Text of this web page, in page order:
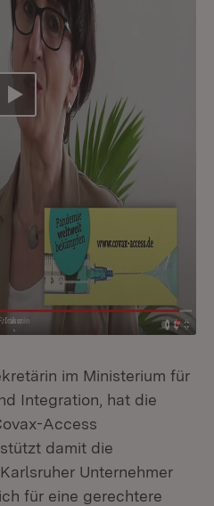
Video abspielen
im Ministerium für
Integration, hat die
Access
damit die
Unternehmer
für eine gerechtere